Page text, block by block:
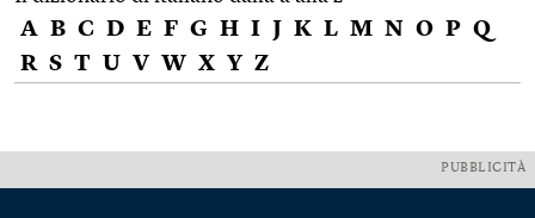
A B C D E F G H I J K L M N O P Q
R S T U V W X Y Z
PUBBLICITÀ